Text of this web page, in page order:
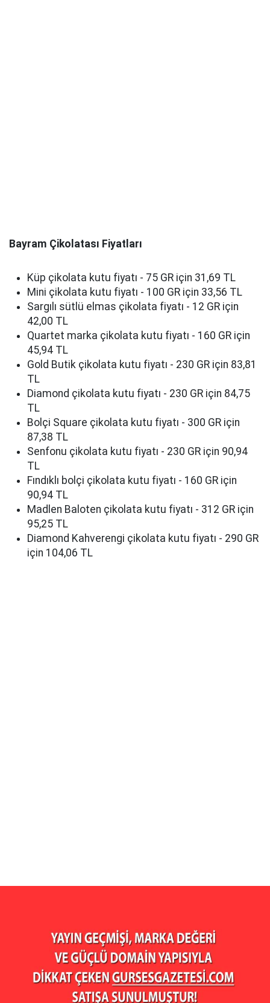
Bayram Çikolatası Fiyatları
Küp çikolata kutu fiyatı - 75 GR için 31,69 TL
Mini çikolata kutu fiyatı - 100 GR için 33,56 TL
Sargılı sütlü elmas çikolata fiyatı - 12 GR için
42,00 TL
Quartet marka çikolata kutu fiyatı - 160 GR için
45,94 TL
Gold Butik çikolata kutu fiyatı - 230 GR için 83,81
TL
Diamond çikolata kutu fiyatı - 230 GR için 84,75
TL
Bolçi Square çikolata kutu fiyatı - 300 GR için
87,38 TL
Senfonu çikolata kutu fiyatı - 230 GR için 90,94
TL
Fındıklı bolçi çikolata kutu fiyatı - 160 GR için
90,94 TL
Madlen Baloten çikolata kutu fiyatı - 312 GR için
95,25 TL
Diamond Kahverengi çikolata kutu fiyatı - 290 GR
için 104,06 TL